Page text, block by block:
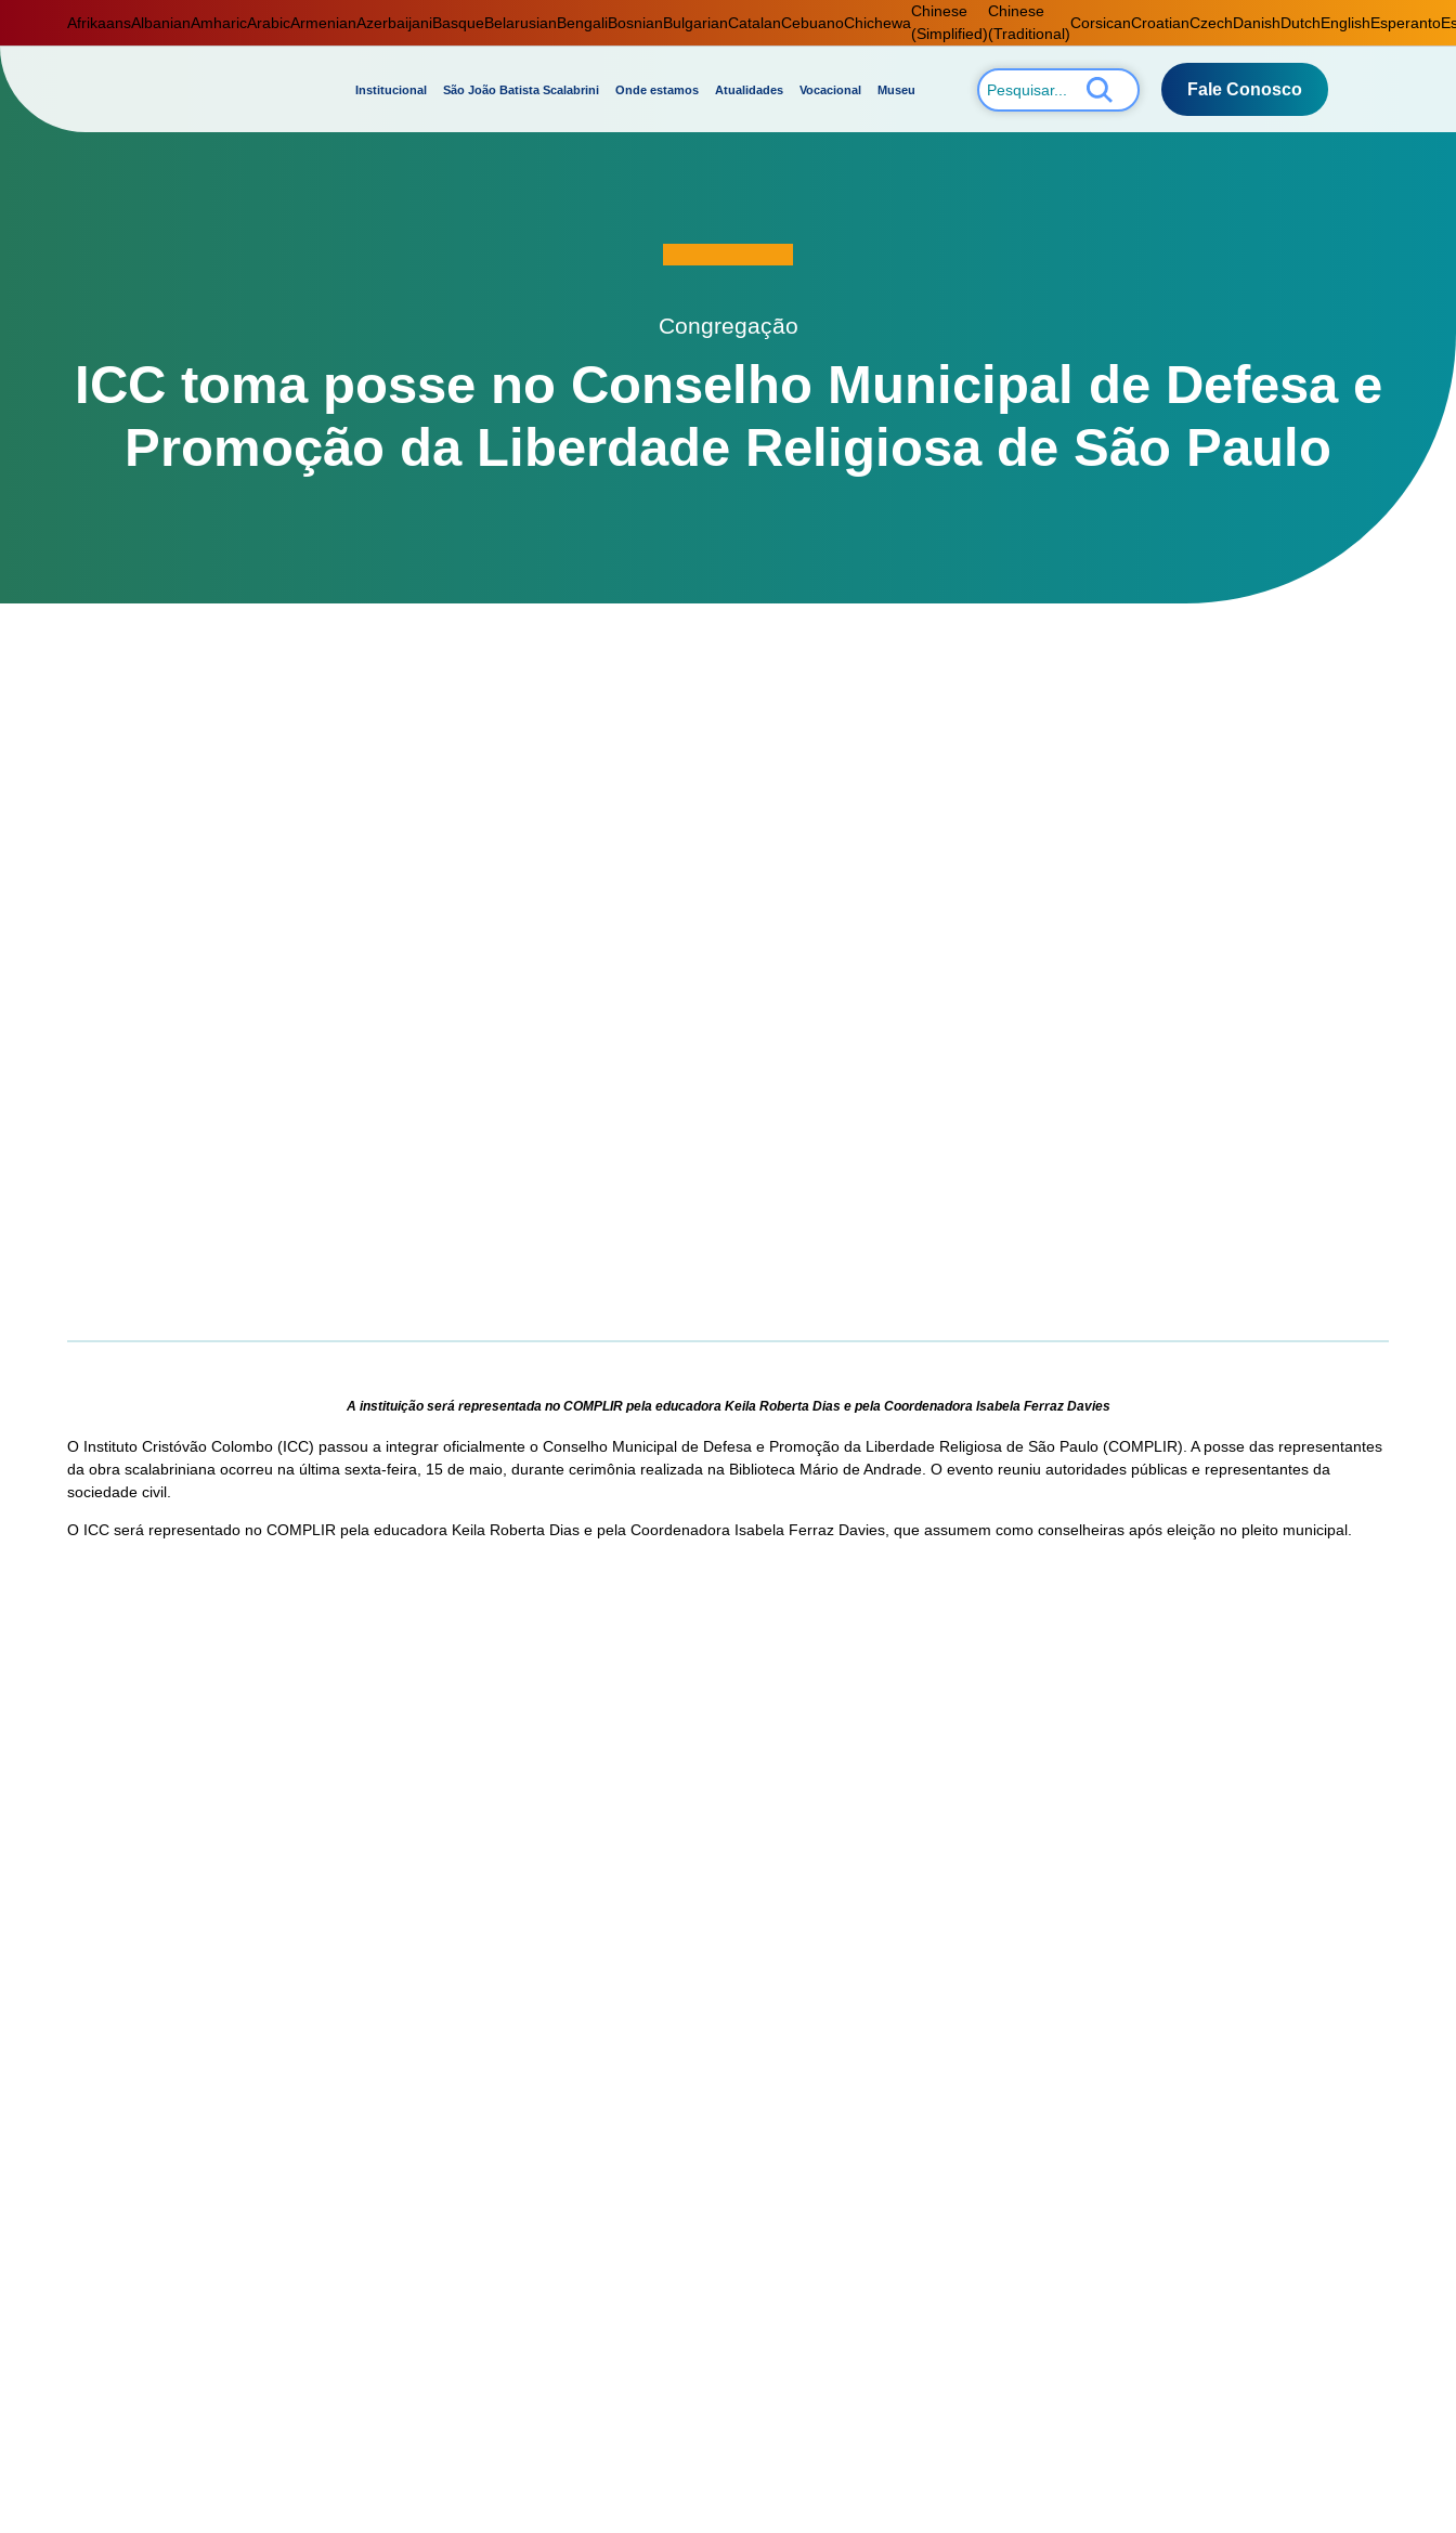
AfrikaansAlbanianAmharicArabicArmenianAzerbaijaniBasqueBelarusianBengaliBosnianBulgarianCatalanCebuanoChichewa
Chinese
(Simplified)
Chinese
(Traditional)
CorsicanCroatianCzechDanishDutchEnglishEsperanto
Institucional São João Batista Scalabrini Onde estamos Atualidades Vocacional Museu Fale Conosco
Congregação
ICC toma posse no Conselho Municipal de Defesa e
Promoção da Liberdade Religiosa de São Paulo
A instituição será representada no COMPLIR pela educadora Keila Roberta Dias e pela Coordenadora Isabela Ferraz Davies
O Instituto Cristóvão Colombo (ICC) passou a integrar oficialmente o Conselho Municipal de Defesa e Promoção da Liberdade Religiosa de São Paulo (COMPLIR). A posse das representantes
da obra scalabriniana ocorreu na última sexta-feira, 15 de maio, durante cerimônia realizada na Biblioteca Mário de Andrade. O evento reuniu autoridades públicas e representantes da
sociedade civil.
O ICC será representado no COMPLIR pela educadora Keila Roberta Dias e pela Coordenadora Isabela Ferraz Davies, que assumem como conselheiras após eleição no pleito municipal.